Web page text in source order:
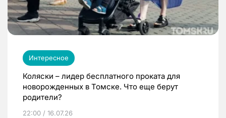
Интересное
Коляски – лидер бесплатного проката для
новорожденных в Томске. Что еще берут
родители?
22:00 / 16.07.26